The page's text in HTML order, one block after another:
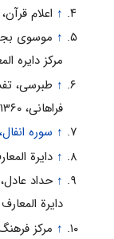
↑ اعلام قرآن،
↑ موسوی
مرکز دایره المعارف
↑ طبرسی،
فراهانی، ۱۳۶۰ اول، ج ۱۰، ص ۲۴۷.
↑ سوره انفال،
↑ دایرة المعارف
↑ حداد
دایرة المعارف اسلامی،
↑ مرکز